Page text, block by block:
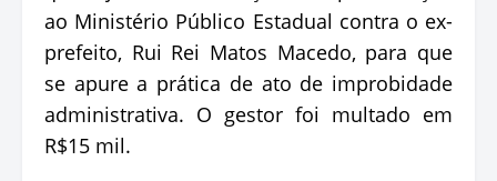
ao Ministério Público Estadual contra o ex-
prefeito, Rui Rei Matos Macedo, para que
se apure a prática de ato de improbidade
administrativa. O gestor foi multado em
R$15 mil.